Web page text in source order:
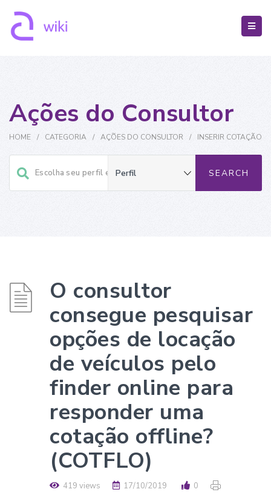
Ações do Consultor
HOME / CATEGORIA / AÇÕES DO CONSULTOR / INSERIR COTAÇÃO
O consultor
consegue pesquisar
opções de locação
de veículos pelo
finder online para
responder uma
cotação offline?
(COTFLO)
419 views 17/10/2019 0